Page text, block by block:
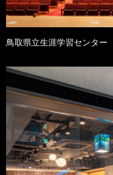
鳥取県立生涯学習センター